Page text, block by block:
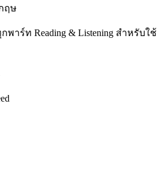
ฤษ
พาร์ท Reading & Listening สำหรับใช้